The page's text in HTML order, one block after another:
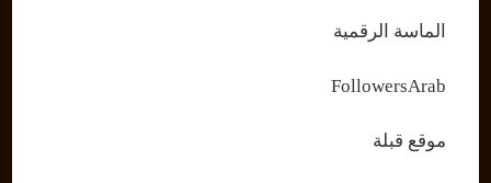
الماسة الرقمية
FollowersArab
موقع قبلة